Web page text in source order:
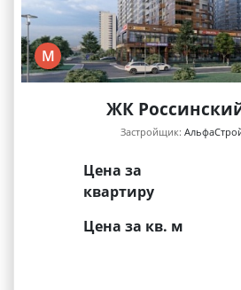
М
ЖК
Застройщик:
Цена за
квартиру
Цена за кв. м